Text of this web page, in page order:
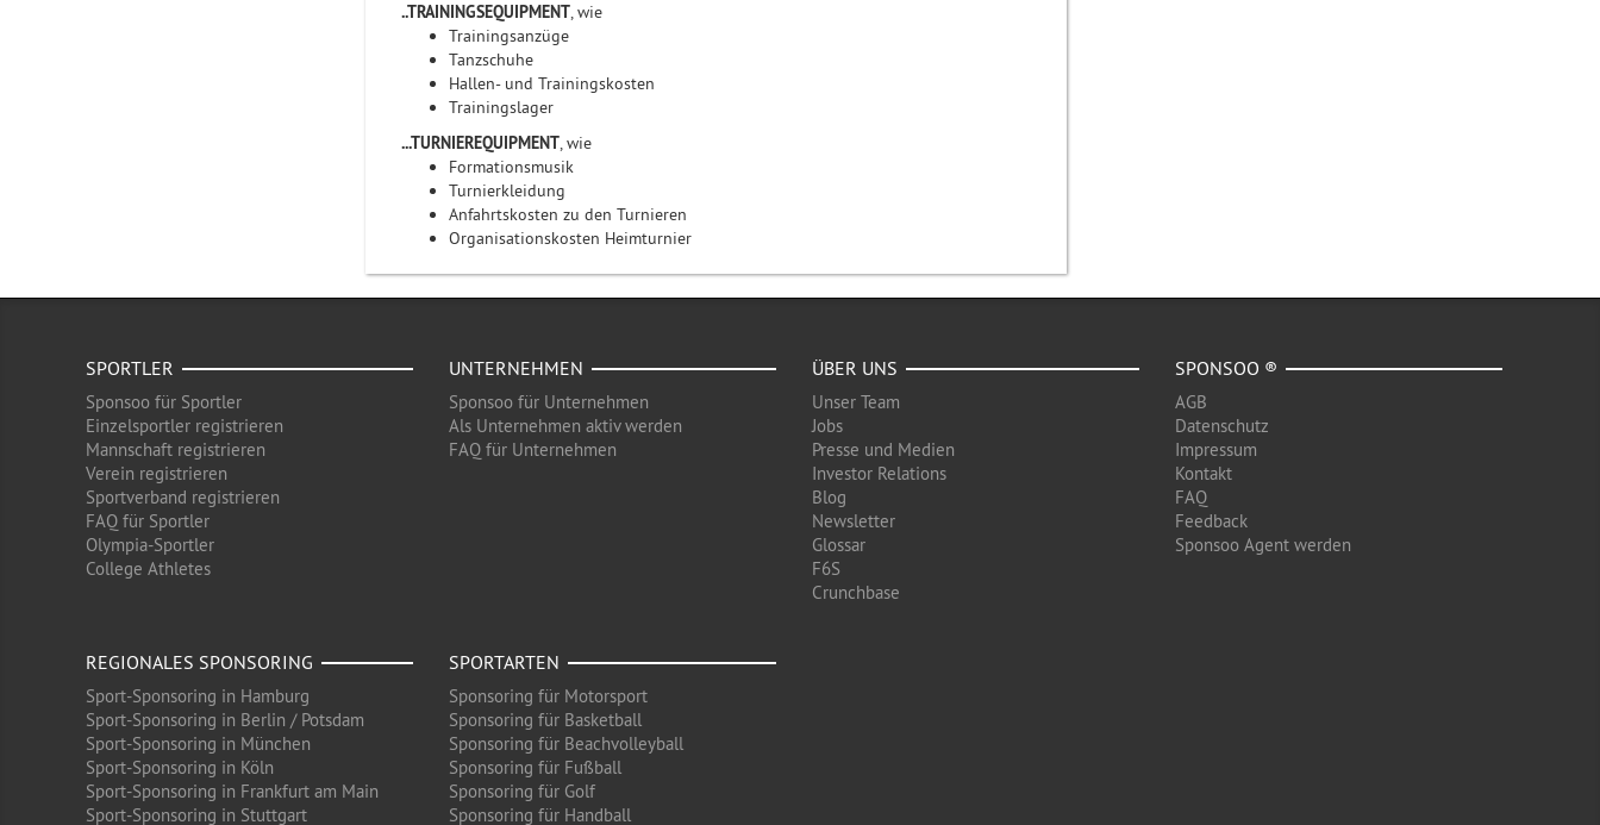
..TRAININGSEQUIPMENT, wie
Trainingsanzüge
Tanzschuhe
Hallen- und Trainingskosten
Trainingslager
...TURNIEREQUIPMENT, wie
Formationsmusik
Turnierkleidung
Anfahrtskosten zu den Turnieren
Organisationskosten Heimturnier
SPORTLER
Sponsoo für Sportler
Einzelsportler registrieren
Mannschaft registrieren
Verein registrieren
Sportverband registrieren
FAQ für Sportler
Olympia-Sportler
College Athletes
UNTERNEHMEN
Sponsoo für Unternehmen
Als Unternehmen aktiv werden
FAQ für Unternehmen
ÜBER UNS
Unser Team
Jobs
Presse und Medien
Investor Relations
Blog
Newsletter
Glossar
F6S
Crunchbase
SPONSOO ®
AGB
Datenschutz
Impressum
Kontakt
FAQ
Feedback
Sponsoo Agent werden
REGIONALES SPONSORING
Sport-Sponsoring in Hamburg
Sport-Sponsoring in Berlin / Potsdam
Sport-Sponsoring in München
Sport-Sponsoring in Köln
Sport-Sponsoring in Frankfurt am Main
Sport-Sponsoring in Stuttgart
SPORTARTEN
Sponsoring für Motorsport
Sponsoring für Basketball
Sponsoring für Beachvolleyball
Sponsoring für Fußball
Sponsoring für Golf
Sponsoring für Handball